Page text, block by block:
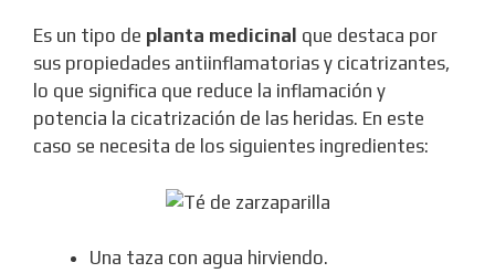
Es un tipo de planta medicinal que destaca por
sus propiedades antiinflamatorias y cicatrizantes,
lo que significa que reduce la inflamación y
potencia la cicatrización de las heridas. En este
caso se necesita de los siguientes ingredientes:
Una taza con agua hirviendo.